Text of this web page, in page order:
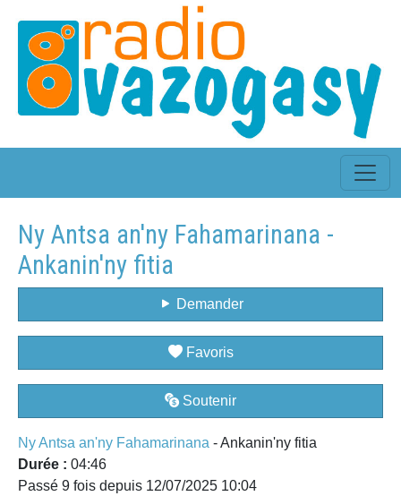
Ny Antsa an'ny Fahamarinana -
Ankanin'ny fitia
Demander
Favoris
Soutenir
Ny Antsa an'ny Fahamarinana - Ankanin'ny fitia
Durée : 04:46
Passé 9 fois depuis 12/07/2025 10:04